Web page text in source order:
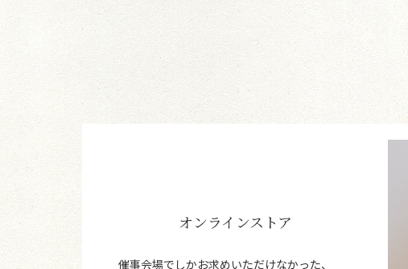
オンラインストア
催事会場でしかお求めいただけなかった、